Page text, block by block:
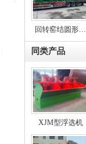
回转窑结圆形…
同类产品
XJM型浮选机